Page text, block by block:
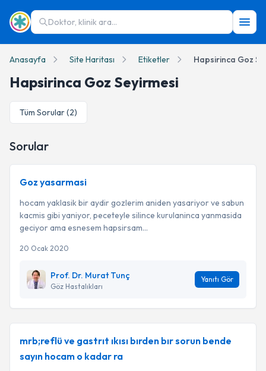
Doktor, klinik ara...
Anasayfa Site Haritası Etiketler Hapsirinca Goz
Hapsirinca Goz Seyirmesi
Tüm Sorular (2)
Sorular
Goz yasarmasi
hocam yaklasik bir aydir gozlerim aniden yasariyor ve sabun
kacmis gibi yaniyor, peceteyle silince kurulaninca yanmasida
geciyor ama esnesem hapsirsam...
20 Ocak 2020
Prof. Dr. Murat Tunç
Göz Hastalıkları
Yanıtı Gör
mrb;reflü ve gastrıt ıkısı bırden bır sorun bende
sayın hocam o kadar ra